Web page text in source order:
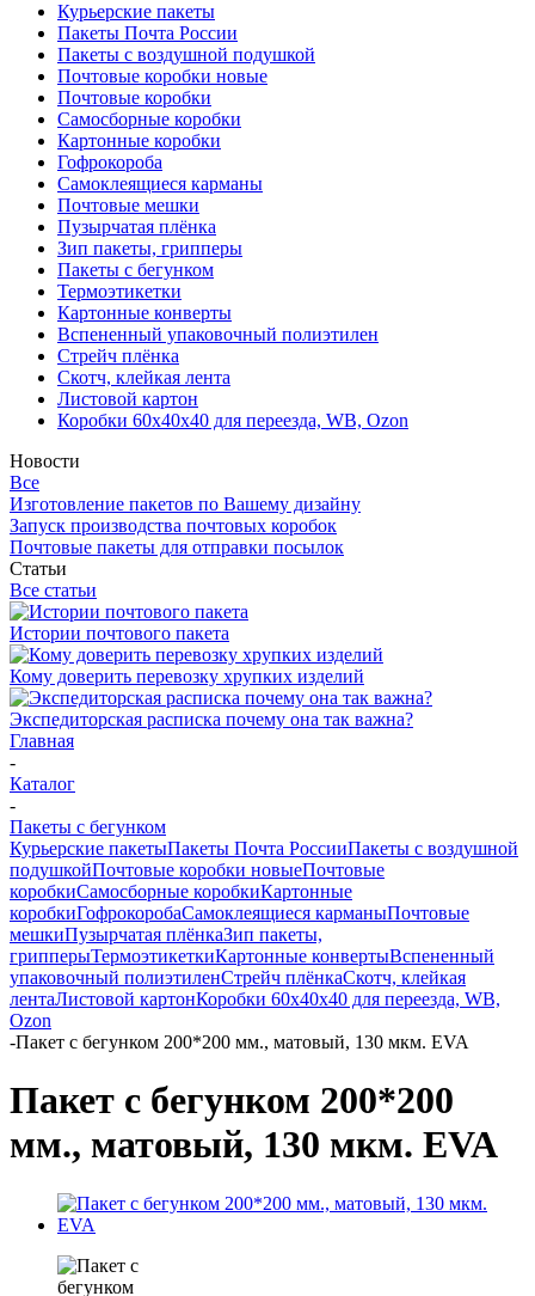
Курьерские пакеты
Пакеты Почта России
Пакеты с воздушной подушкой
Почтовые коробки новые
Почтовые коробки
Самосборные коробки
Картонные коробки
Гофрокороба
Самоклеящиеся карманы
Почтовые мешки
Пузырчатая плёнка
Зип пакеты, грипперы
Пакеты с бегунком
Термоэтикетки
Картонные конверты
Вспененный упаковочный полиэтилен
Стрейч плёнка
Скотч, клейкая лента
Листовой картон
Коробки 60х40х40 для переезда, WB, Ozon
Новости
Все
Изготовление пакетов по Вашему дизайну
Запуск производства почтовых коробок
Почтовые пакеты для отправки посылок
Статьи
Все статьи
Истории почтового пакета
Кому доверить перевозку хрупких изделий
Экспедиторская расписка почему она так важна?
Главная
-
Каталог
-
Пакеты с бегунком
Курьерские пакетыПакеты Почта РоссииПакеты с воздушной
подушкойПочтовые коробки новыеПочтовые
коробкиСамосборные коробкиКартонные
коробкиГофрокоробаСамоклеящиеся карманыПочтовые
мешкиПузырчатая плёнкаЗип пакеты,
грипперыТермоэтикеткиКартонные конвертыВспененный
упаковочный полиэтиленСтрейч плёнкаСкотч, клейкая
лентаЛистовой картонКоробки 60х40х40 для переезда, WB,
Ozon
-Пакет с бегунком 200*200 мм., матовый, 130 мкм. EVA
Пакет с бегунком 200*200
мм., матовый, 130 мкм. EVA